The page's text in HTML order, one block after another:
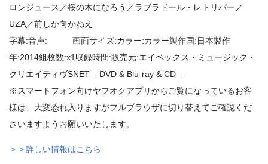
ロンジュース／桜の木になろう／ラブラドール・レトリバー／
UZA／前しか向かねえ
字幕:音声: 画面サイズ:カラー:カラー製作国:日本製作
年:2014組枚数:x1収録時間:販売元:エイベックス・ミュージック・
クリエイティヴSNET – DVD & Blu-ray & CD –
※スマートフォン向けヤフオクアプリからご覧になっているお客
様は、大変恐れ入りますがフルブラウザに切り替えてご確認くだ
さいますようお願いいたします。
＞＞詳しい情報はこちら